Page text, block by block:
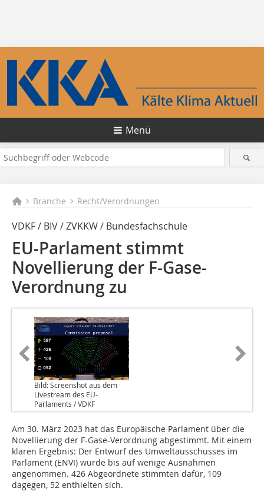
Menü
Branche Recht/Verordnungen
VDKF / BIV / ZVKKW / Bundesfachschule
EU-Parlament stimmt
Novellierung der F-Gase-
Verordnung zu
Bild: Screenshot aus dem
Livestream des EU-
Parlaments / VDKF
Am 30. März 2023 hat das Europäische Parlament über die
Novellierung der F-Gase-Verordnung abgestimmt. Mit einem
klaren Ergebnis: Der Entwurf des Umweltausschusses im
Parlament (ENVI) wurde bis auf wenige Ausnahmen
angenommen. 426 Abgeordnete stimmten dafür, 109
dagegen, 52 enthielten sich.